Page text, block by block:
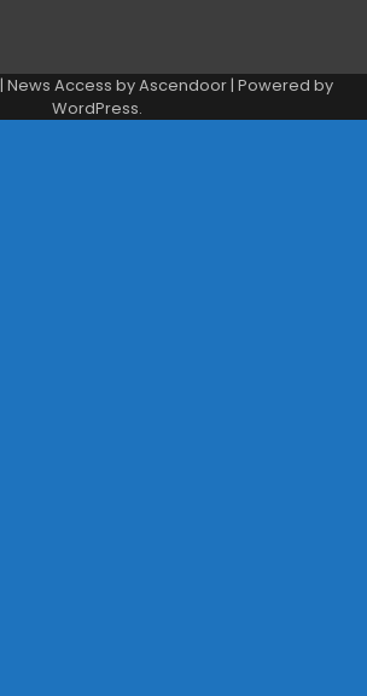
| News Access byAscendoor | Powered by
WordPress.